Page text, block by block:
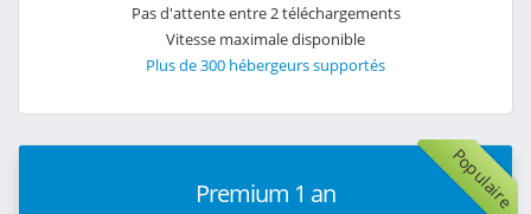
Pas d'attente entre 2 téléchargements
Vitesse maximale disponible
Plus de 300 hébergeurs supportés
Populaire
Premium 1 an